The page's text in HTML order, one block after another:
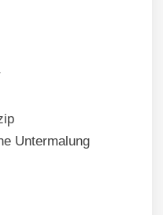
Untermalung